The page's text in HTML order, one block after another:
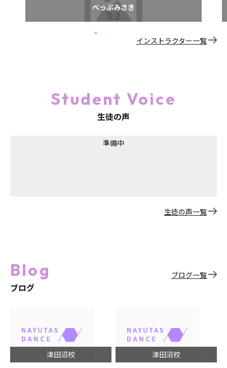
べっぷみさき
インストラクター一覧
Student Voice
生徒の声
準備中
生徒の声一覧
Blog
ブログ
ブログ一覧
津田沼校 津田沼校